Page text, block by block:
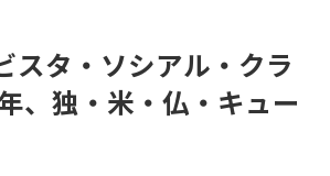
スタ・ソシアル・クラ
、独・米・仏・キュー